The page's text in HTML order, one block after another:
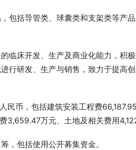
包括导管类、球囊类和支架类等产
临床开发、生产及商业化能力，积
行研发、生产与销售，致力于提高
民币，包括建筑安装工程费
3,659.47万元、土地及相关费用
，包括使用公开募集资金。